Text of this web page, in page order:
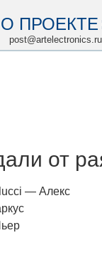
О ПРОЕКТЕ
post@artelectronics.ru
от
— Алекс